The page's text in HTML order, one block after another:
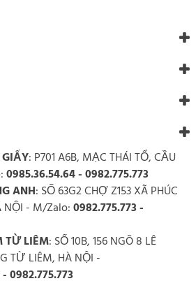
: P701 A6B, MẠC THÁI TỔ, CẦU
0985.36.54.64 - 0982.775.773
ANH: SỐ 63G2 CHỢ Z153 XÃ PHÚC
NỘI - M/Zalo:0982.775.773 -
TỪ LIÊM: SỐ 10B, 156 NGÕ 8 LÊ
TỪ LIÊM, HÀ NỘI -
0982.775.773